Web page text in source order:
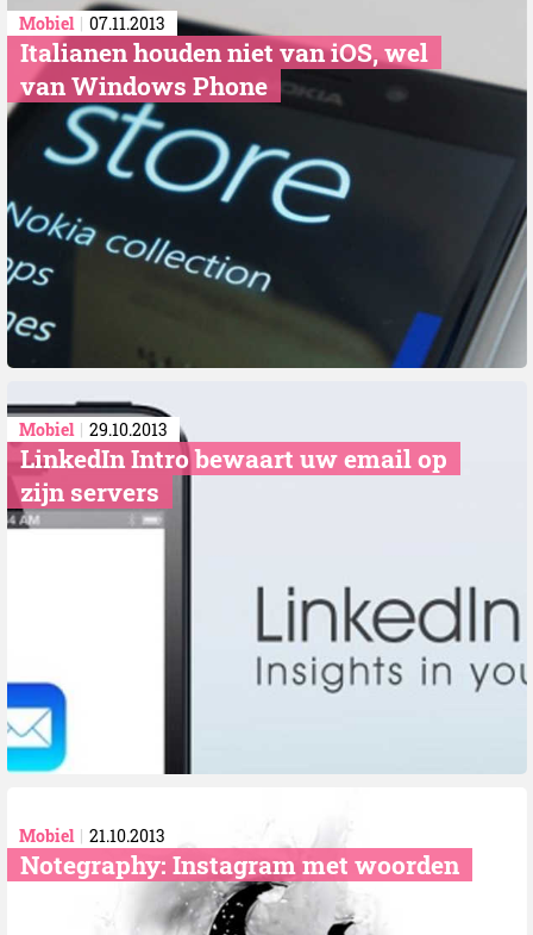
Mobiel 07.11.2013
Italianen houden niet van iOS, wel
van Windows Phone
Mobiel 29.10.2013
LinkedIn Intro bewaart uw email op
zijn servers
Mobiel 21.10.2013
Notegraphy: Instagram met woorden